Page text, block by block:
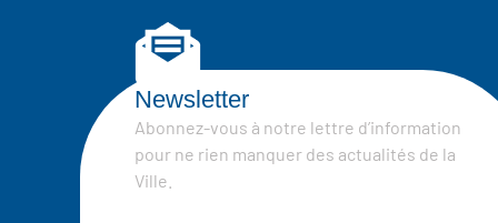
Newsletter
Abonnez-vous à notre lettre d’information
pour ne rien manquer des actualités de la
Ville.